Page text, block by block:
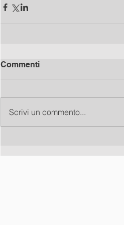
Commenti
Scrivi un commento...